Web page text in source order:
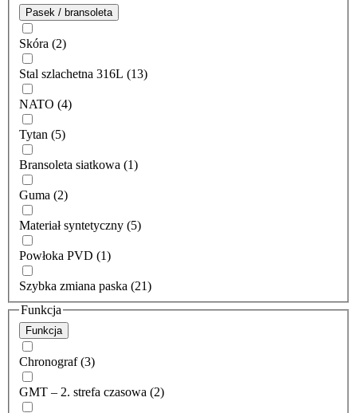
Pasek / bransoleta
Skóra (2)
Stal szlachetna 316L (13)
NATO (4)
Tytan (5)
Bransoleta siatkowa (1)
Guma (2)
Materiał syntetyczny (5)
Powłoka PVD (1)
Szybka zmiana paska (21)
Funkcja
Funkcja
Chronograf (3)
GMT – 2. strefa czasowa (2)